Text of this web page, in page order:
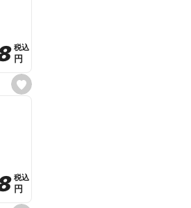
e
s
e
e
税込
税込
円
円
税込
税込
円
円